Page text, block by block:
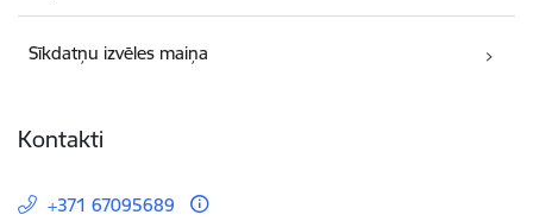
Sīkdatņu izvēles maiņa
Kontakti
+371 67095689